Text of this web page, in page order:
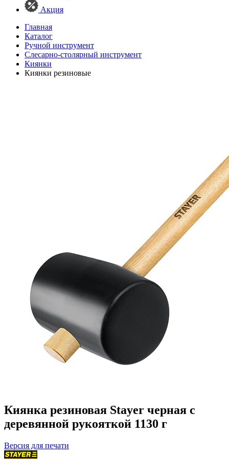
Акция
Главная
Каталог
Ручной инструмент
Слесарно-столярный инструмент
Киянки
Киянки резиновые
Киянка резиновая Stayer черная с
деревянной рукояткой 1130 г
Версия для печати